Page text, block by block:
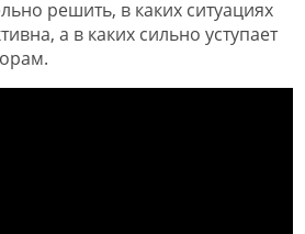
решить, в каких ситуациях
а в каких сильно уступает